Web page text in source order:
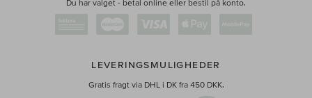
Du har valget - betal online eller bestil på konto.
LEVERINGSMULIGHEDER
Gratis fragt via DHL i DK fra 450 DKK.